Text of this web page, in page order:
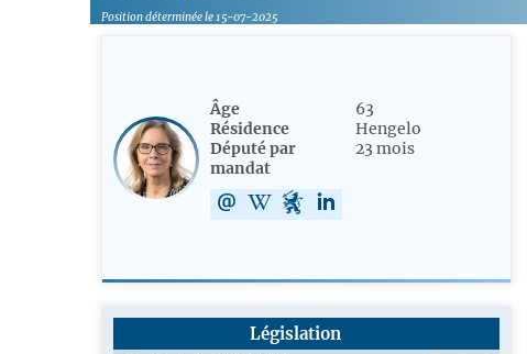
Position déterminée le 15-07-2025
Âge
63
Résidence
Hengelo
Député par
mandat
23 mois
Législation